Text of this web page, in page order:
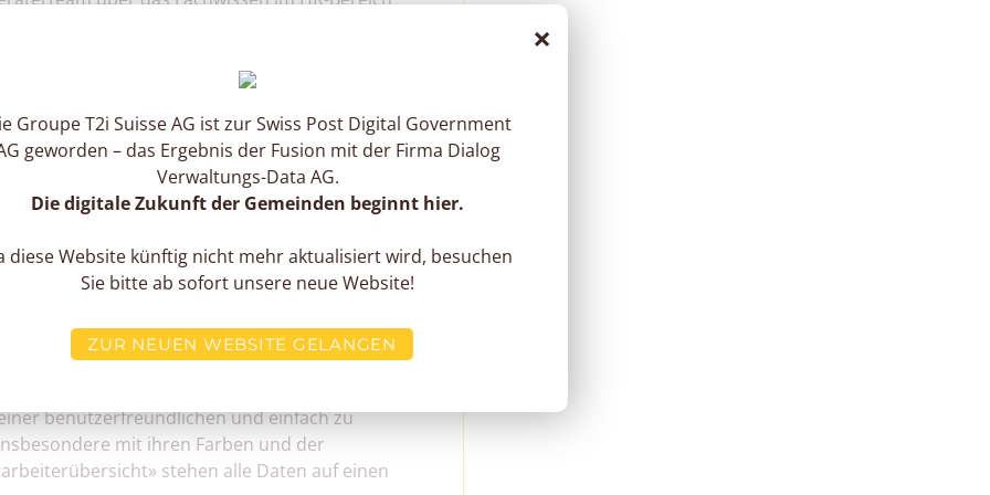
×
Groupe T2i Suisse AG ist zur Swiss Post Digital Government
geworden – das Ergebnis der Fusion mit der Firma Dialog
Verwaltungs-Data AG.
Die digitale Zukunft der Gemeinden beginnt hier.
diese Website künftig nicht mehr aktualisiert wird, besuchen
Sie bitte ab sofort unsere neue Website!
ZUR NEUEN WEBSITE GELANGEN
Specialist bei Carglass®, besonders zu
durch und durch. Von der Angebotsberatung
Unterstützung und individuelle,
ausgemacht! »
und intuitive
war die Trainingszeit für den Einsatz der
begeistert:
benutzerfreundlichen und einfach zu
mit ihren Farben und der
stehen alle Daten auf einen